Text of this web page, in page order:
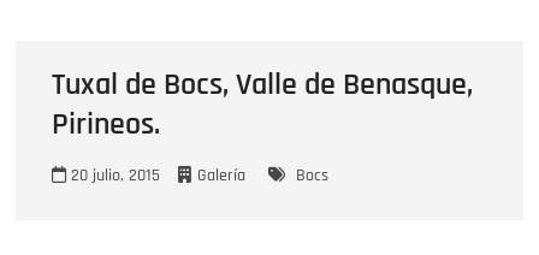
Tuxal de Bocs, Valle de Benasque,
Pirineos.
20 julio, 2015 Galería Bocs